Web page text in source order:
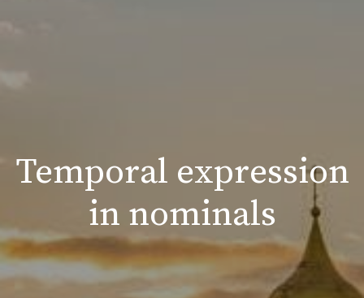
Temporal expression
in nominals